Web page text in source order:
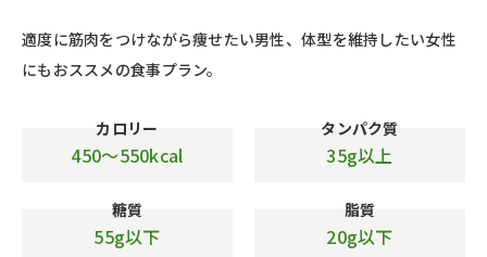
適度に筋肉をつけながら痩せたい男性、体型を維持したい女性
にもおススメの食事プラン。
カロリー
450〜550kcal
タンパク質
35g以上
糖質
55g以下
脂質
20g以下